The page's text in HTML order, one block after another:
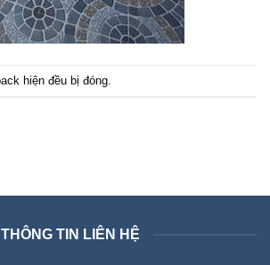
hiện đều bị đóng.
THÔNG TIN LIÊN HỆ